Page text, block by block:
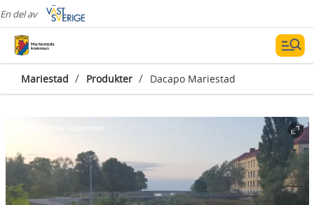
En del av
Mariestad / Produkter / Dacapo Mariestad
Anna Söderman